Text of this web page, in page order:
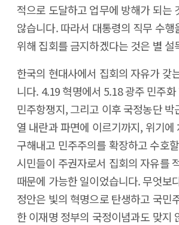
적으로 도달하고 업무에 방해가 되는
않습니다. 따라서 대통령의 직무 수행
위해 집회를 금지하겠다는 것은 별 설
한국의 현대사에서 집회의 자유가 갖
니다. 4.19 혁명에서 5.18 광주 민주
민주항쟁지, 그리고 이후 국정농단 박
열 내란과 파면에 이르기까지, 위기에
구해내고 민주주의를 확장하고 수호
시민들이 주권자로서 집회의 자유를
때문에 가능한 일이었습니다. 무엇보
정안은 빛의 혁명으로 탄생하고 국민
한 이재명 정부의 국정이념과도 맞지